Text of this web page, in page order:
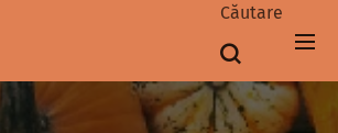
Căutare